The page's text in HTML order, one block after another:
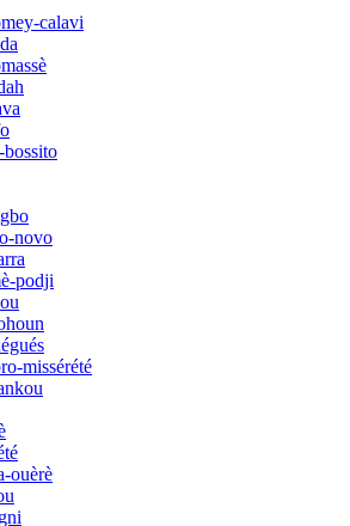
calavi
novo
podji
missérété
ouèrè